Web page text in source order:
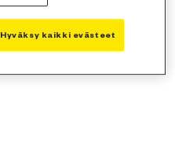
Hyväksy kaikki evästeet